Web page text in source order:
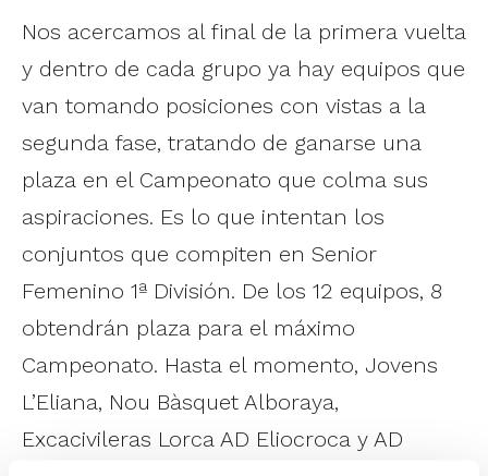
Nos acercamos al final de la primera vuelta
y dentro de cada grupo ya hay equipos que
van tomando posiciones con vistas a la
segunda fase, tratando de ganarse una
plaza en el Campeonato que colma sus
aspiraciones. Es lo que intentan los
conjuntos que compiten en Senior
Femenino 1ª División. De los 12 equipos, 8
obtendrán plaza para el máximo
Campeonato. Hasta el momento, Jovens
L’Eliana, Nou Bàsquet Alboraya,
Excacivileras Lorca AD Eliocroca y AD